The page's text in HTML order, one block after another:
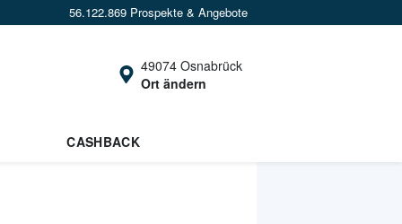
56.122.869 Prospekte & Angebote
49074 Osnabrück
Ort ändern
CASHBACK